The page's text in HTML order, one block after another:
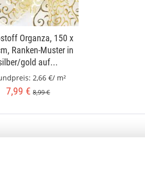
Organza, 150 x
Ranken-Muster in
gold auf...
2,66 €/ m²
7,99 € 8,99 €